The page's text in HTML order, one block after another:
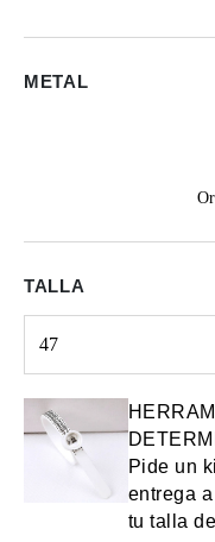
METAL
TALLA
47
Pide un
entrega
tu talla